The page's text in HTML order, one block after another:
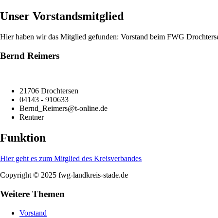
Unser Vorstandsmitglied
Hier haben wir das Mitglied gefunden: Vorstand beim FWG
Bernd Reimers
21706 Drochtersen
04143 - 910633
Bernd_Reimers@t-online.de
Rentner
Funktion
Hier geht es zum Mitglied des Kreisverbandes
Copyright © 2025 fwg-landkreis-stade.de
Weitere Themen
Vorstand